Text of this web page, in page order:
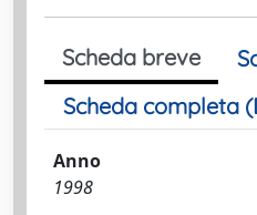
Scheda breve
Scheda completa
Anno
1998